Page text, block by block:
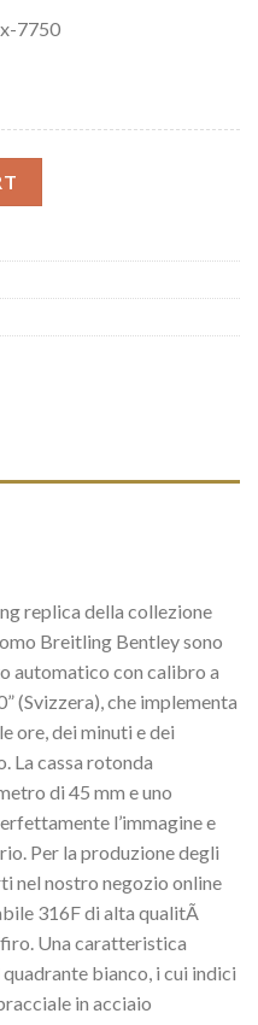
7750
replica della collezione
Breitling Bentley sono
automatico con calibro a
(Svizzera), che implementa
ore, dei minuti e dei
La cassa rotonda
di 45 mm e uno
l’immagine e
Per la produzione degli
nel nostro negozio online
316F di alta qualitÃ
Una caratteristica
bianco, i cui indici
in acciaio